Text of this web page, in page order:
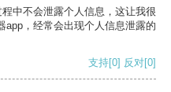
中不会泄露个人信息，这让我很
app，经常会出现个人信息泄露的
支持[0] 反对[0]